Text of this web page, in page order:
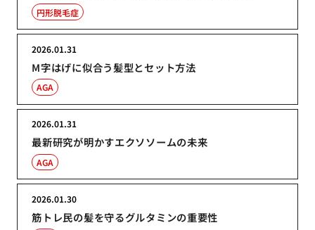
円形脱毛症
M字はげに似合う髪型とセット方法
2026.01.31
AGA
最新研究が明かすエクソソームの未来
2026.01.31
AGA
筋トレ民の髪を守るグルタミンの重要性
2026.01.30